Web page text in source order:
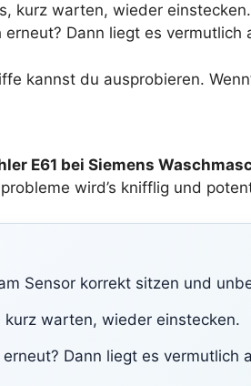
kurz warten, wieder einstecken.
Dann liegt es vermutlich
kannst du ausprobieren.
E61 bei Siemens
wird’s knifflig und
Sensor korrekt sitzen und
kurz warten, wieder einstecken.
Dann liegt es vermutlich